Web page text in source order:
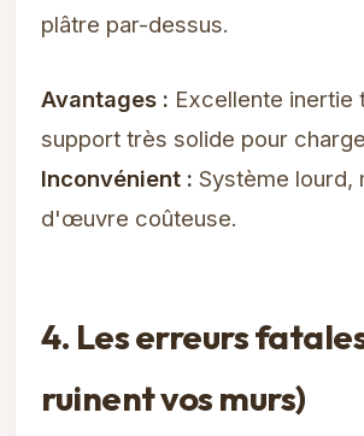
plâtre par-dessus.
Avantages : Excellente inertie
support très solide pour
Inconvénient : Système lourd,
d'œuvre coûteuse.
4. Les erreurs
ruinent vos murs)